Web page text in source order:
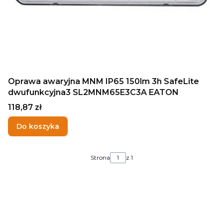
Oprawa awaryjna MNM IP65 150lm 3h SafeLite
dwufunkcyjna3 SL2MNM65E3C3A EATON
Cena
118,87 zł
Do koszyka
Strona z 1